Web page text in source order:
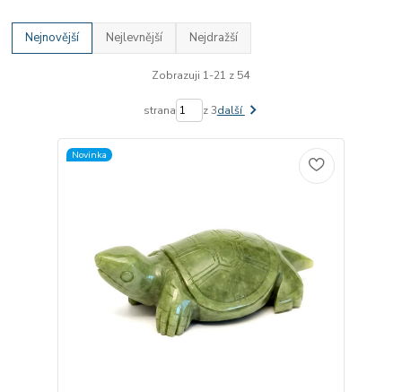
Nejnovější Nejlevnější Nejdražší
Zobrazuji 1-21 z 54
strana z 3další
Novinka